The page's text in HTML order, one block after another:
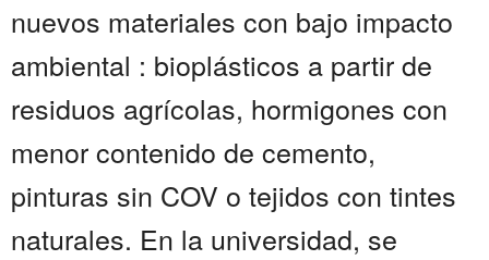
nuevos materiales con bajo impacto
ambiental : bioplásticos a partir de
residuos agrícolas, hormigones con
menor contenido de cemento,
pinturas sin COV o tejidos con tintes
naturales. En la universidad, se